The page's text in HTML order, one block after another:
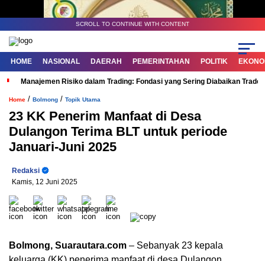
SCROLL TO CONTINUE WITH CONTENT
HOME NASIONAL DAERAH PEMERINTAHAN POLITIK
Manajemen Risiko dalam Trading: Fondasi yang Sering Diabaikan
Home / Bolmong / Topik Utama
23 KK Penerim Manfaat di Desa
Dulangon Terima BLT untuk periode
Januari-Juni 2025
Redaksi
Kamis, 12 Juni 2025
Bolmong, Suarautara.com – Sebanyak 23 kepala